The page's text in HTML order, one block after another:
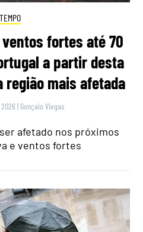
TEMPO
ventos fortes até 70
a partir desta
região mais afetada
| Gonçalo Viegas
afetado nos próximos
e ventos fortes